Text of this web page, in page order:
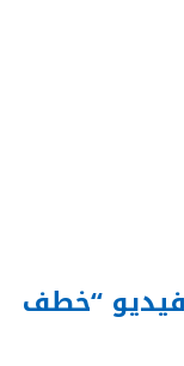
“خطف